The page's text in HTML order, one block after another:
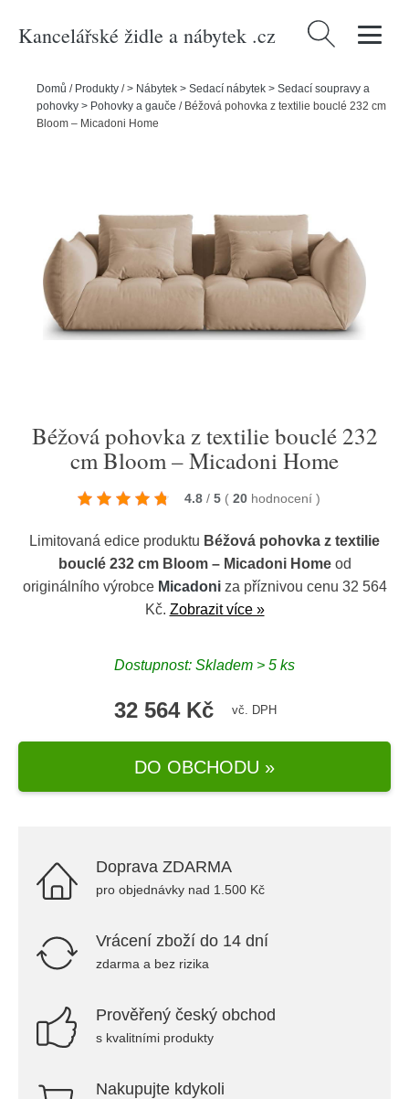
Kancelářské židle a nábytek .cz Vyhledávání
Domů / Produkty /> Nábytek > Sedací nábytek > Sedací soupravy a
pohovky > Pohovky a gauče / Béžová pohovka z textilie bouclé 232 cm
Bloom – Micadoni Home
Béžová pohovka z textilie bouclé 232
cm Bloom – Micadoni Home
4.8 / 5 ( 20 hodnocení )
Limitovaná edice produktu Béžová pohovka z textilie
bouclé 232 cm Bloom – Micadoni Homeod
originálního výrobce Micadoniza příznivou cenu 32 564
Kč. Zobrazit více »
Dostupnost: Skladem > 5 ks
32 564 Kč vč. DPH
DO OBCHODU »
Doprava ZDARMA
pro objednávky nad 1.500 Kč
Vrácení zboží do 14 dní
zdarma a bez rizika
Prověřený český obchod
s kvalitními produkty
Nakupujte kdykoli